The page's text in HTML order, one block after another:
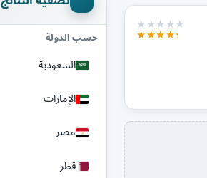
حسب الدولة
السعودية
الإمارات
مصر
قطر